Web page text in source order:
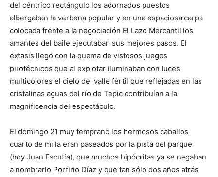
del céntrico rectángulo los adornados puestos
albergaban la verbena popular y en una espaciosa carpa
colocada frente a la negociación El Lazo Mercantil los
amantes del baile ejecutaban sus mejores pasos. El
éxtasis llegó con la quema de vistosos juegos
pirotécnicos que al explotar iluminaban con luces
multicolores el cielo del valle fértil que reflejadas en las
cristalinas aguas del río de Tepic contribuían a la
magnificencia del espectáculo.
El domingo 21 muy temprano los hermosos caballos
cuarto de milla eran paseados por la pista del parque
(hoy Juan Escutia), que muchos hipócritas ya se negaban
a nombrarlo Porfirio Díaz y que tan sólo dos años atrás